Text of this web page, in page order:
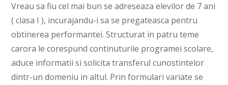
Vreau sa fiu cel mai bun se adreseaza elevilor de 7 ani
( clasa I ), incurajandu-i sa se pregateasca pentru
obtinerea performantei. Structurat in patru teme
carora le corespund continuturile programei scolare,
aduce informatii si solicita transferul cunostintelor
dintr-un domeniu in altul. Prin formulari variate se